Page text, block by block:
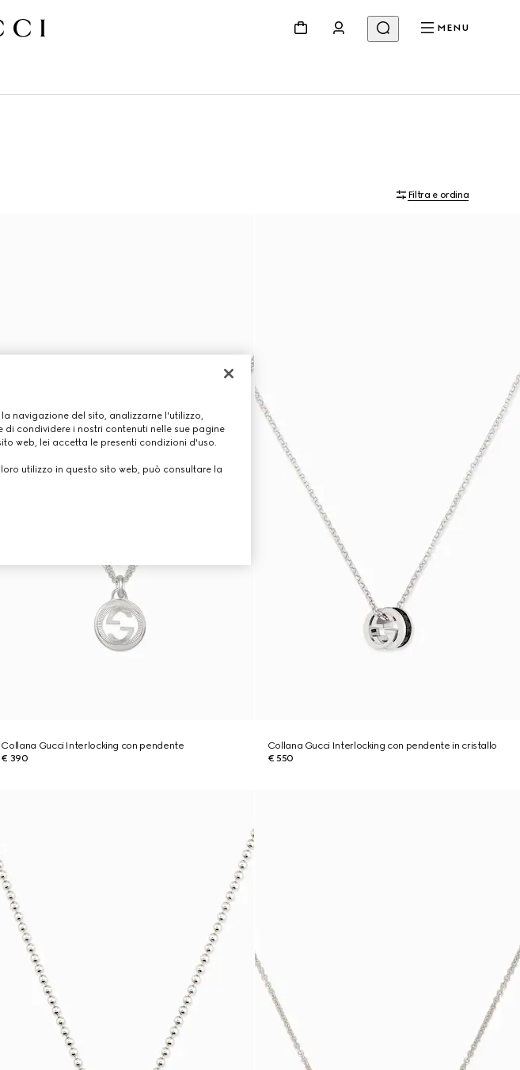
MENU
Filtra e ordina
Collana Gucci Interlocking con pendente
€ 390
Collana Gucci Interlocking con pendente in cristallo
€ 550
navigazione del sito, analizzarne l'utilizzo,
condividere i nostri contenuti nelle sue pagine
web, lei accetta le presenti condizioni d'uso.
utilizzo in questo sito web, può consultare la